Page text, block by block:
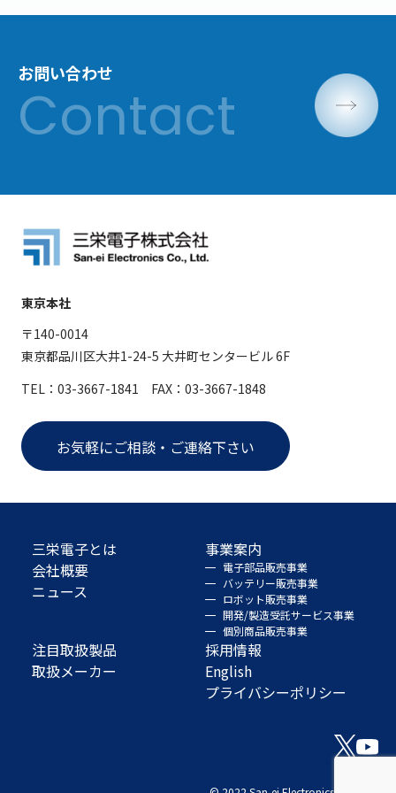
お問い合わせ
東京本社
〒140-0014
東京都品川区大井1-24-5 大井町センタービル 6F
TEL：03-3667-1841 FAX：03-3667-1848
お気軽にご相談・ご連絡下さい
三栄電子とは
会社概要
ニュース
事業案内
電子部品販売事業
バッテリー販売事業
ロボット販売事業
開発/製造受託サービス事業
個別商品販売事業
注目取扱製品
取扱メーカー
採用情報
English
プライバシーポリシー